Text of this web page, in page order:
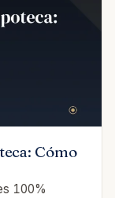
Cómo
100%